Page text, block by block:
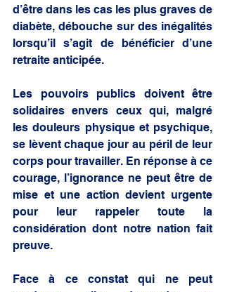
d’être dans les cas les plus graves de
diabète, débouche sur des inégalités
lorsqu’il s’agit de bénéficier d’une
retraite anticipée.
Les pouvoirs publics doivent être
solidaires envers ceux qui, malgré
les douleurs physique et psychique,
se lèvent chaque jour au péril de leur
corps pour travailler. En réponse à ce
courage, l’ignorance ne peut être de
mise et une action devient urgente
pour leur rappeler toute la
considération dont notre nation fait
preuve.
Face à ce constat qui ne peut